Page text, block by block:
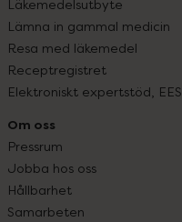
Läkemedelsutbyte
Lämna in gammal medicin
Resa med läkemedel
Receptregistret
Elektroniskt expertstöd, EES
Om oss
Pressrum
Jobba hos oss
Hållbarhet
Samarbeten